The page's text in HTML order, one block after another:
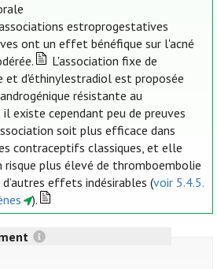
estroprogestatives
ont un effet bénéfique sur l'acné
L'association fixe de
et d'éthinylestradiol est proposée
résistante au
existe cependant peu de preuves
soit plus efficace dans
contraceptifs classiques, et elle
risque plus élevé de thromboembolie
effets indésirables (voir 5.4.5.
).